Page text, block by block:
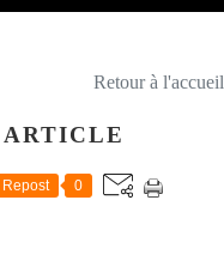
Retour à l'accueil
Repost 0